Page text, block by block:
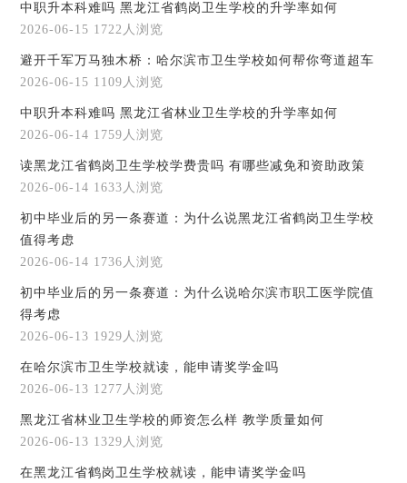
中职升本科难吗 黑龙江省鹤岗卫生学校的升学率如何
2026-06-15 1722人浏览
避开千军万马独木桥：哈尔滨市卫生学校如何帮你弯道超车
2026-06-15 1109人浏览
中职升本科难吗 黑龙江省林业卫生学校的升学率如何
2026-06-14 1759人浏览
读黑龙江省鹤岗卫生学校学费贵吗 有哪些减免和资助政策
2026-06-14 1633人浏览
初中毕业后的另一条赛道：为什么说黑龙江省鹤岗卫生学校
值得考虑
2026-06-14 1736人浏览
初中毕业后的另一条赛道：为什么说哈尔滨市职工医学院值
得考虑
2026-06-13 1929人浏览
在哈尔滨市卫生学校就读，能申请奖学金吗
2026-06-13 1277人浏览
黑龙江省林业卫生学校的师资怎么样 教学质量如何
2026-06-13 1329人浏览
在黑龙江省鹤岗卫生学校就读，能申请奖学金吗